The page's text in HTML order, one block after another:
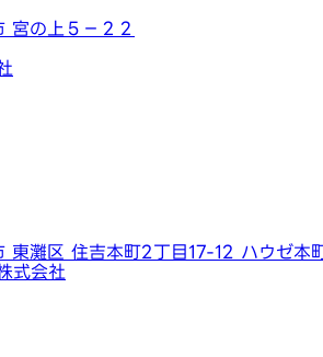
宮の上５－２２
東灘区 住吉本町2丁目17-12 ハウゼ本
式会社